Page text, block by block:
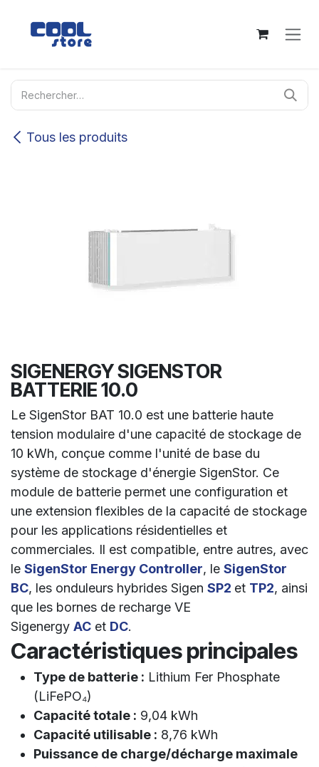
Tous les produits
SIGENERGY SIGENSTOR
BATTERIE 10.0
Le SigenStor BAT 10.0 est une batterie haute
tension modulaire d'une capacité de stockage de
10 kWh, conçue comme l'unité de base du
système de stockage d'énergie SigenStor. Ce
module de batterie permet une configuration et
une extension flexibles de la capacité de stockage
pour les applications résidentielles et
commerciales. Il est compatible, entre autres, avec
le SigenStor Energy Controller, le SigenStor
BC, les onduleurs hybrides Sigen SP2 et TP2, ainsi
que les bornes de recharge VE
Sigenergy AC et DC.
Caractéristiques principales
Type de batterie : Lithium Fer Phosphate
(LiFePO₄)
Capacité totale : 9,04 kWh
Capacité utilisable : 8,76 kWh
Puissance de charge/décharge maximale